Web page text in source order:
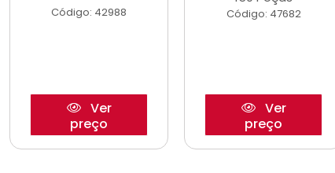
Código: 42988
Ver
preço
Código: 47682
Ver
preço